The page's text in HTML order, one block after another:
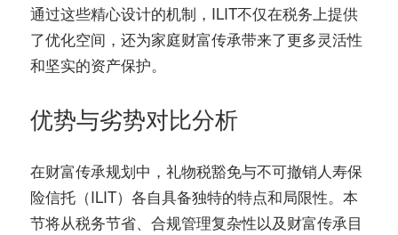
通过这些精心设计的机制，ILIT不仅在税务上提供
了优化空间，还为家庭财富传承带来了更多灵活性
和坚实的资产保护。
优势与劣势对比分析
在财富传承规划中，礼物税豁免与不可撤销人寿保
险信托（ILIT）各自具备独特的特点和局限性。本
节将从税务节省、合规管理复杂性以及财富传承目